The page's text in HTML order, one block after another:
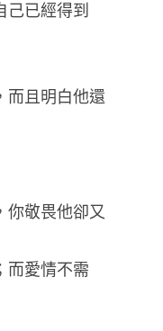
已經得到
而且明白他還
你敬畏他卻又
而愛情不需